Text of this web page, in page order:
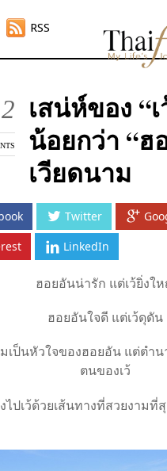
RSS
เสน่ห์ของ “
น้อยกว่า “ฮ
เวียดนาม
Twitter
LinkedIn
ฮอยอันน่ารัก แต่เว้ยิ่งใ
ฮอยอันใจดี แต่เว้ดุดัน
เป็นหัวใจของฮอยอัน แต่ตำ
ตนของเว้
งไปเว้ด้วยเส้นทางที่สวยงามที่